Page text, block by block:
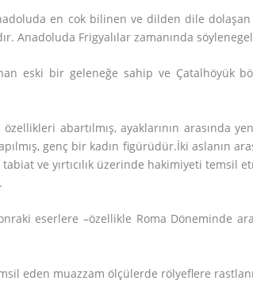
en cok bilinen ve dilden dile
Anadoluda Frigyalılar zamanında
eski bir geleneğe sahip ve Çatalhöyük
abartılmış, ayaklarının arasında
genç bir kadın figürüdür.İki aslanın
ve yırtıcılık üzerinde hakimiyeti temsil
eserlere –özellikle Roma Döneminde
eden muazzam ölçülerde rölyeflere